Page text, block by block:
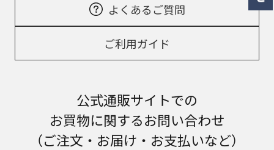
よくあるご質問
ご利用ガイド
公式通販サイトでの
お買物に関するお問い合わせ
（ご注文・お届け・お支払いなど）